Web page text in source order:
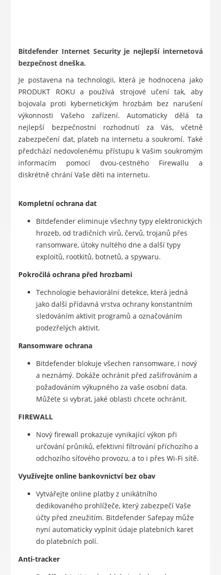
Bitdefender Internet Security je nejlepší internetová
bezpečnost dneška.
Je postavena na technologii, která je hodnocena jako
PRODUKT ROKU a používá strojové učení tak, aby
bojovala proti kybernetickým hrozbám bez narušení
výkonnosti Vašeho zařízení. Automaticky dělá ta
nejlepší bezpečnostní rozhodnutí za Vás, včetně
zabezpečení dat, plateb na internetu a soukromí. Také
předchází nedovolenému přístupu k Vašim soukromým
informacím pomocí dvou-cestného Firewallu a
diskrétně chrání Vaše děti na internetu.
Kompletní ochrana dat
Bitdefender eliminuje všechny typy elektronických
hrozeb, od tradičních virů, červů, trojanů přes
ransomware, útoky nultého dne a další typy
exploitů, rootkitů, botnetů, a spywaru.
Pokročilá ochrana před hrozbami
Technologie behaviorální detekce, která jedná
jako další přídavná vrstva ochrany konstantním
sledováním aktivit programů a označováním
podezřelých aktivit.
Ransomware ochrana
Bitdefender blokuje všechen ransomware, i nový
a neznámý. Dokáže ochránit před zašifrováním a
požadováním výkupného za vaše osobní data.
Můžete si vybrat, jaké oblasti chcete ochránit.
FIREWALL
Nový firewall prokazuje vynikající výkon při
určování průniků, efektivní filtrování příchozího a
odchozího síťového provozu, a to i přes Wi-Fi sítě.
Využívejte online bankovnictví bez obav
Vytvářejte online platby z unikátního
dedikovaného prohlížeče, který zabezpečí Vaše
účty před zneužitím. Bitdefender Safepay může
nyní automaticky vyplnit údaje platebních karet
do platebních polí.
Anti-tracker